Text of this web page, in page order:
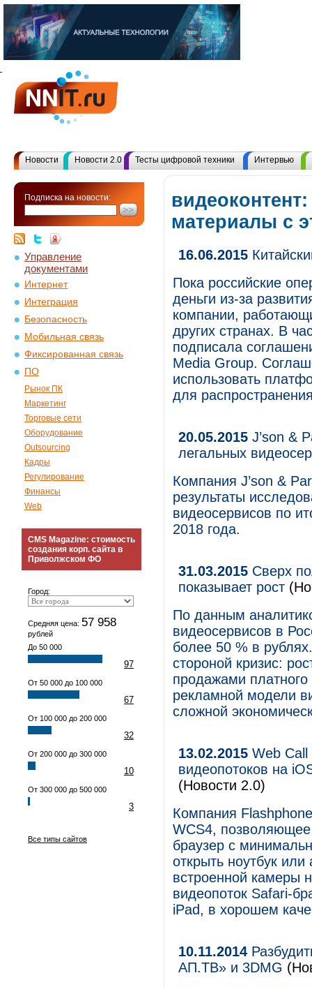
Новости Новости 2.0 Тесты цифровой техники Интервью
Подписка на новости:
Управление
документами
Интернет
Интеграция
Безопасность
Мобильная связь
Фиксированная связь
ПО
Рынок ПК
Маркетинг
Торговые сети
Оборудование
Outsourcing
Кадры
Регулирование
Финансы
Web
CMS Magazine: стоимость
создания корп. сайта в
Приволжском ФО
Город:
Средняя цена: 57 958
рублей
До 50 000
97
От 50 000 до 100 000
67
От 100 000 до 200 000
32
От 200 000 до 300 000
10
От 300 000 до 500 000
3
Все типы сайтов
видеоконтент:
материалы с
16.06.2015
Пока российские
деньги из-за
компании,
других странах. В
подписала
Media Group.
использовать
для
20.05.2015 J’son &
легальных
Компания J’son &
результаты
видеосервисов по
2018 года.
31.03.2015 Сверх
показывает рост
По данным
видеосервисов в
более 50 % в
стороной кризис:
продажами платного
рекламной модели
сложной
13.02.2015 Web Call
видеопотоков на
(Новости 2.0)
Компания
WCS4, позволяющее
браузер с
открыть ноутбук
встроенной камеры
видеопоток Safari-
iPad, в хорошем
10.11.2014
АП.ТВ» и 3DMG